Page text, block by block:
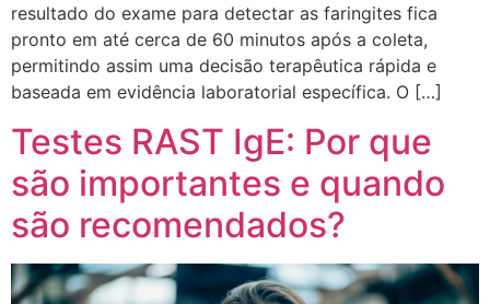
resultado do exame para detectar as faringites fica
pronto em até cerca de 60 minutos após a coleta,
permitindo assim uma decisão terapêutica rápida e
baseada em evidência laboratorial específica. O […]
Testes RAST IgE: Por que
são importantes e quando
são recomendados?